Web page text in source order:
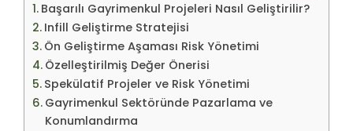
Başarılı Gayrimenkul Projeleri Nasıl Geliştirilir?
Infill Geliştirme Stratejisi
Ön Geliştirme Aşaması Risk Yönetimi
Özelleştirilmiş Değer Önerisi
Spekülatif Projeler ve Risk Yönetimi
Gayrimenkul Sektöründe Pazarlama ve
Konumlandırma